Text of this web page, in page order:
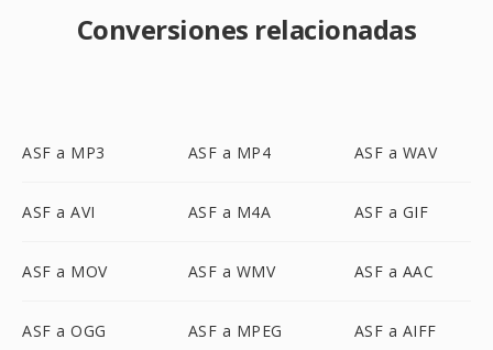
Conversiones relacionadas
ASF a MP3 ASF a MP4 ASF a WAV
ASF a AVI ASF a M4A ASF a GIF
ASF a MOV ASF a WMV ASF a AAC
ASF a OGG ASF a MPEG ASF a AIFF